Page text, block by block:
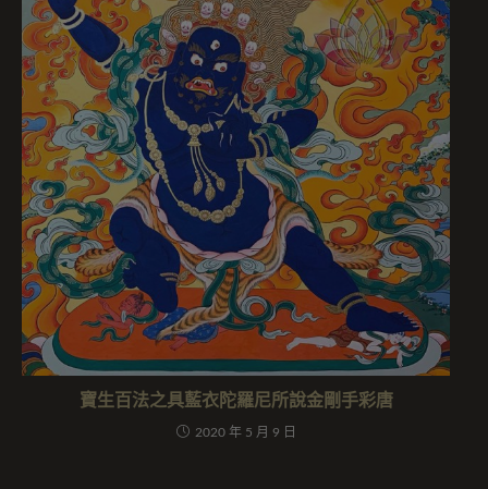
寶生百法之具藍衣陀羅尼所說金剛手彩唐
2020 年 5 月 9 日